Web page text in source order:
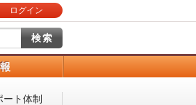
ログイン
ート体制